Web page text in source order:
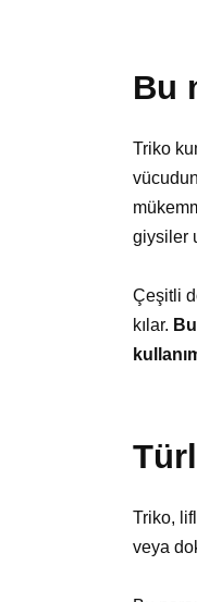
Bu
Triko
giysiler
Çeşitli
kılar.
Triko,
veya